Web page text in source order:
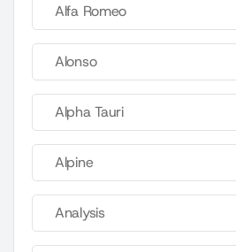
Alfa Romeo
Alonso
Alpha Tauri
Alpine
Analysis